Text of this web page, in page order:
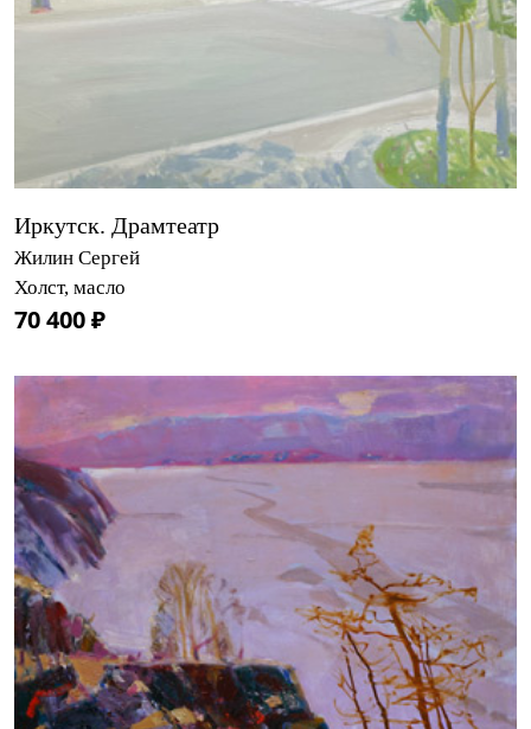
Иркутск. Драмтеатр
Жилин Сергей
Холст, масло
70 400 ₽